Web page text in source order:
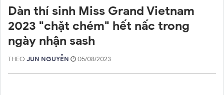
Dàn thí sinh Miss Grand Vietnam
2023 "chặt chém" hết nấc trong
ngày nhận sash
THEO JUN NGUYỄN 05/08/2023